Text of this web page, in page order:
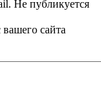
Не публикуется
сайта